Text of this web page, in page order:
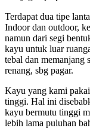
Terdapat dua tipe
Indoor dan outdoor,
namun dari segi
kayu untuk luar
tebal dan memanjang
renang, sbg pagar.
Kayu yang kami
tinggi. Hal ini
kayu bermutu tinggi
lebih lama puluhan